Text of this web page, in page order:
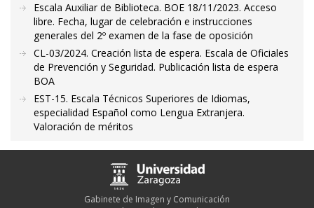
Escala Auxiliar de Biblioteca. BOE 18/11/2023. Acceso
libre. Fecha, lugar de celebración e instrucciones
generales del 2º examen de la fase de oposición
CL-03/2024. Creación lista de espera. Escala de Oficiales
de Prevención y Seguridad. Publicación lista de espera
BOA
EST-15. Escala Técnicos Superiores de Idiomas,
especialidad Español como Lengua Extranjera.
Valoración de méritos
Gabinete de Imagen y Comunicación